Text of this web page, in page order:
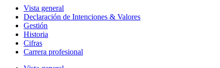
Vista general
Declaración de Intenciones & Valores
Gestión
Historia
Cifras
Carrera profesional